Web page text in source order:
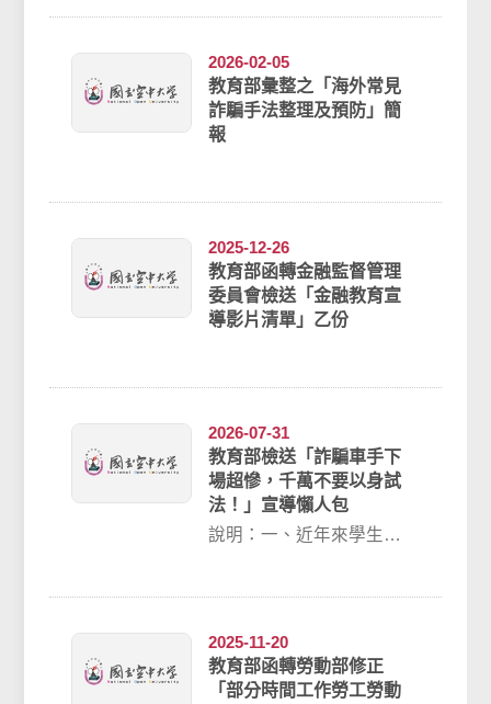
2026-02-05
教育部彙整之「海外常見
詐騙手法整理及預防」簡
報
2025-12-26
教育部函轉金融監督管理
委員會檢送「金融教育宣
導影片清單」乙份
2026-07-31
教育部檢送「詐騙車手下
場超慘，千萬不要以身試
法！」宣導懶人包
說明：一、近年來學生擔
2025-11-20
教育部函轉勞動部修正
「部分時間工作勞工勞動